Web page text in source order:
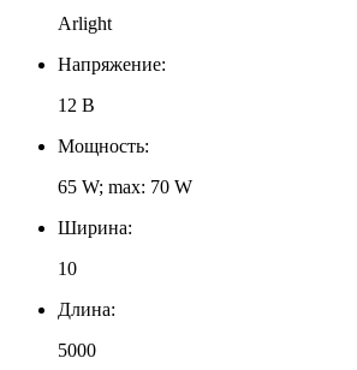
Arlight
Напряжение:
12 В
Мощность:
65 W; max: 70 W
Ширина:
10
Длина:
5000